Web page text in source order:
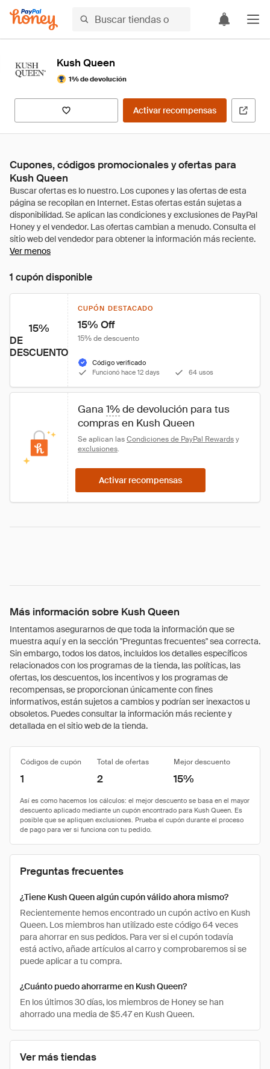
Kush Queen
1% de devolución
Activar recompensas
Cupones, códigos promocionales y ofertas para
Kush Queen
Ver menos
1 cupón disponible
15%
DE
DESCUENTO
CUPÓN DESTACADO
15% Off
15% de descuento
Código verificado
Funcionó hace 12 days
64 usos
Gana 1% de devolución para tus
compras en Kush Queen
Se aplican las Condiciones de PayPal Rewards y
exclusiones.
Activar recompensas
Más información sobre Kush Queen
Intentamos asegurarnos de que toda la información que se
muestra aquí y en la sección "Preguntas frecuentes" sea correcta.
Sin embargo, todos los datos, incluidos los detalles específicos
relacionados con los programas de la tienda, las políticas, las
ofertas, los descuentos, los incentivos y los programas de
recompensas, se proporcionan únicamente con fines
informativos, están sujetos a cambios y podrían ser inexactos u
obsoletos. Puedes consultar la información más reciente y
detallada en el sitio web de la tienda.
Ver más tiendas
Códigos de cupón Total de ofertas Mejor descuento
1 2 15%
Preguntas frecuentes
¿Tiene Kush Queen algún cupón válido ahora mismo?
Recientemente hemos encontrado un cupón activo en Kush
Queen. Los miembros han utilizado este código 64 veces
para ahorrar en sus pedidos. Para ver si el cupón todavía
está activo, añade artículos al carro y comprobaremos si se
puede aplicar a tu compra.
¿Cuánto puedo ahorrarme en Kush Queen?
En los últimos 30 días, los miembros de Honey se han
ahorrado una media de $5.47 en Kush Queen.